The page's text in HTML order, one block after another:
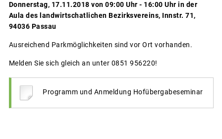
Donnerstag, 17.11.2018 von 09:00 Uhr - 16:00 Uhr in der
Aula des landwirtschatlichen Bezirksvereins, Innstr. 71,
94036 Passau
Ausreichend Parkmöglichkeiten sind vor Ort vorhanden.
Melden Sie sich gleich an unter 0851 956220!
Programm und Anmeldung Hofübergabeseminar